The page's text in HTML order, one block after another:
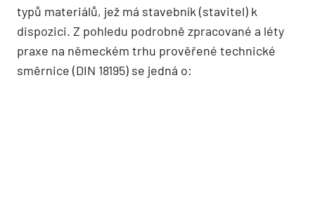
typů materiálů, jež má stavebník (stavitel) k
dispozici. Z pohledu podrobně zpracované a léty
praxe na německém trhu prověřené technické
směrnice (DIN 18195) se jedná o: